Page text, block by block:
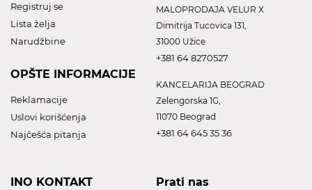
Registruj se
Lista želja
Narudžbine
OPŠTE INFORMACIJE
Reklamacije
Uslovi korišćenja
Najčešća pitanja
MALOPRODAJA VELUR X
Dimitrija Tucovica 131,
31000 Užice
+381 64 8270527
KANCELARIJA BEOGRAD
Zelengorska 1G,
11070 Beograd
+381 64 645 35 36
INO KONTAKT Prati nas